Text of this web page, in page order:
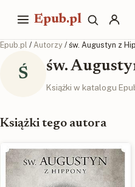
Epub.pl
Epub.pl / Autorzy / św. Augustyn z
Ś św.
Książki w katalogu
Książki tego autora